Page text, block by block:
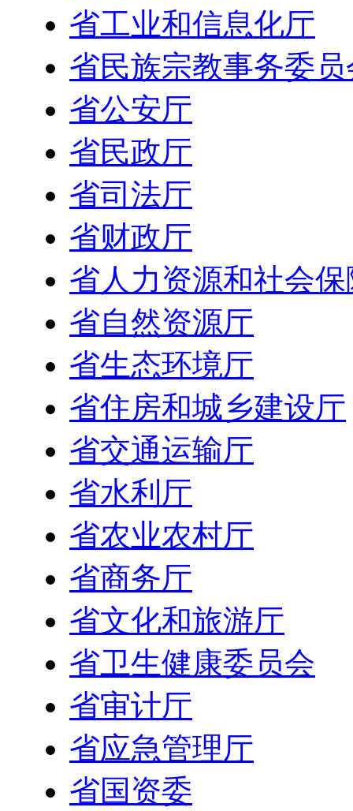
省工业和信息化厅
省民族宗教事务委员
省公安厅
省民政厅
省司法厅
省财政厅
省人力资源和社会
省自然资源厅
省生态环境厅
省住房和城乡建设厅
省交通运输厅
省水利厅
省农业农村厅
省商务厅
省文化和旅游厅
省卫生健康委员会
省审计厅
省应急管理厅
省国资委